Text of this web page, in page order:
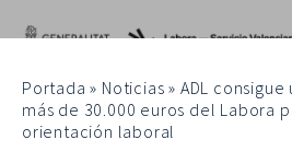
Portada » Noticias » ADL
más de 30.000 euros del Labora
orientación laboral